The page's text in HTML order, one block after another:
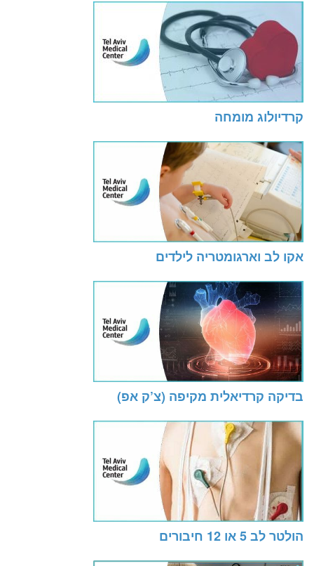
קרדיולוג מומחה
אקו לב וארגומטריה לילדים
בדיקה קרדיאלית מקיפה (צ’ק אפ)
הולטר לב 5 או 12 חיבורים